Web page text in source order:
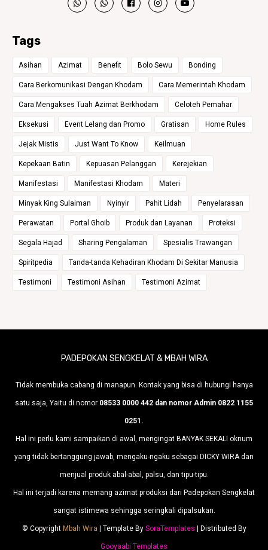
Tags
Asihan Azimat Benefit Bolo Sewu Bonding
Cara Berkomunikasi Dengan Khodam Cara Memerintah Khodam
Cara Mengakses Tuah Azimat Berkhodam Celoteh Pemahar
Eksekusi Event Lelang dan Promo Gratisan Home Rules
Jejak Mistis Just Want To Know Keilmuan
Kepekaan Batin Kepuasan Pelanggan Kerejekian
Manifestasi Manifestasi Khodam Materi
Minyak King Sulaiman Nyinyir Pahit Lidah Penyelarasan
Perawatan Portal Ghoib Produk dan Layanan Proteksi
Segala Hajad Sharing Pengalaman Spesialis Trawangan
Spiritpedia Tanda-tanda Kehadiran Khodam Di Sekitar Manusia
Testimoni Testimoni Asihan Testimoni Azimat
PADEPOKAN SENGKELAT & MBAH WIRA
Tidak membuka cabang di manapun. Kontak yang bisa di hubungi hanya
satu saja, Yaitu di nomor 08533 0000 442 dan nomor Admin 0822 1155
0251.
Hal ini perlu kami sampaikan di awal, mengingat BANYAK SEKALI oknum
yang tidak bertanggung jawab, mengaku-ngaku sebagai DICKY WIRA dan
menjual produk abal-abal, palsu, dan tipu-tipu.
Hal ini terjadi karena memang azimat produksi dari Padepokan Sengkelat
sangat istimewa sehingga seringkali dipalsukan.
© Copyright Mbah Wira | Template By SoraTemplates | Distributed By
Gooyaabi Templates